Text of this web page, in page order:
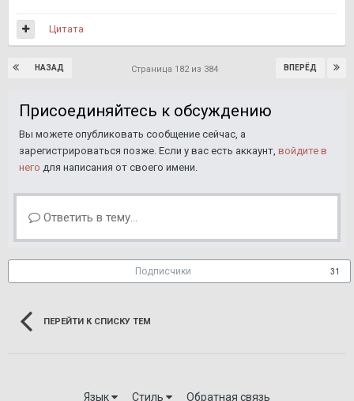
Цитата
НАЗАД ВПЕРЁД
Страница 182 из 384
Присоединяйтесь к обсуждению
Вы можете опубликовать сообщение сейчас, а
зарегистрироваться позже. Если у вас есть аккаунт, войдите в
него для написания от своего имени.
Ответить в тему...
Подписчики 31
ПЕРЕЙТИ К СПИСКУ ТЕМ
Язык Стиль Обратная связь